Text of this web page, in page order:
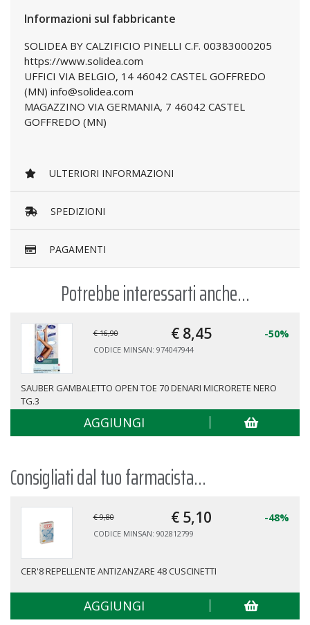
Informazioni sul fabbricante
SOLIDEA BY CALZIFICIO PINELLI C.F. 00383000205
https://www.solidea.com
UFFICI VIA BELGIO, 14 46042 CASTEL GOFFREDO
(MN) info@solidea.com
MAGAZZINO VIA GERMANIA, 7 46042 CASTEL
GOFFREDO (MN)
ULTERIORI INFORMAZIONI
SPEDIZIONI
PAGAMENTI
Potrebbe interessarti anche...
€ 16,90 € 8,45 -50%
CODICE MINSAN: 974047944
SAUBER GAMBALETTO OPEN TOE 70 DENARI MICRORETE NERO
TG.3
AGGIUNGI
Consigliati dal tuo farmacista...
€ 9,80 € 5,10 -48%
CODICE MINSAN: 902812799
CER'8 REPELLENTE ANTIZANZARE 48 CUSCINETTI
AGGIUNGI